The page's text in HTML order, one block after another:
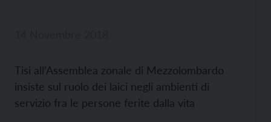
Tisi all’Assemblea zonale di Mezzolombardo
insiste sul ruolo dei laici negli ambienti di
servizio fra le persone ferite dalla vita